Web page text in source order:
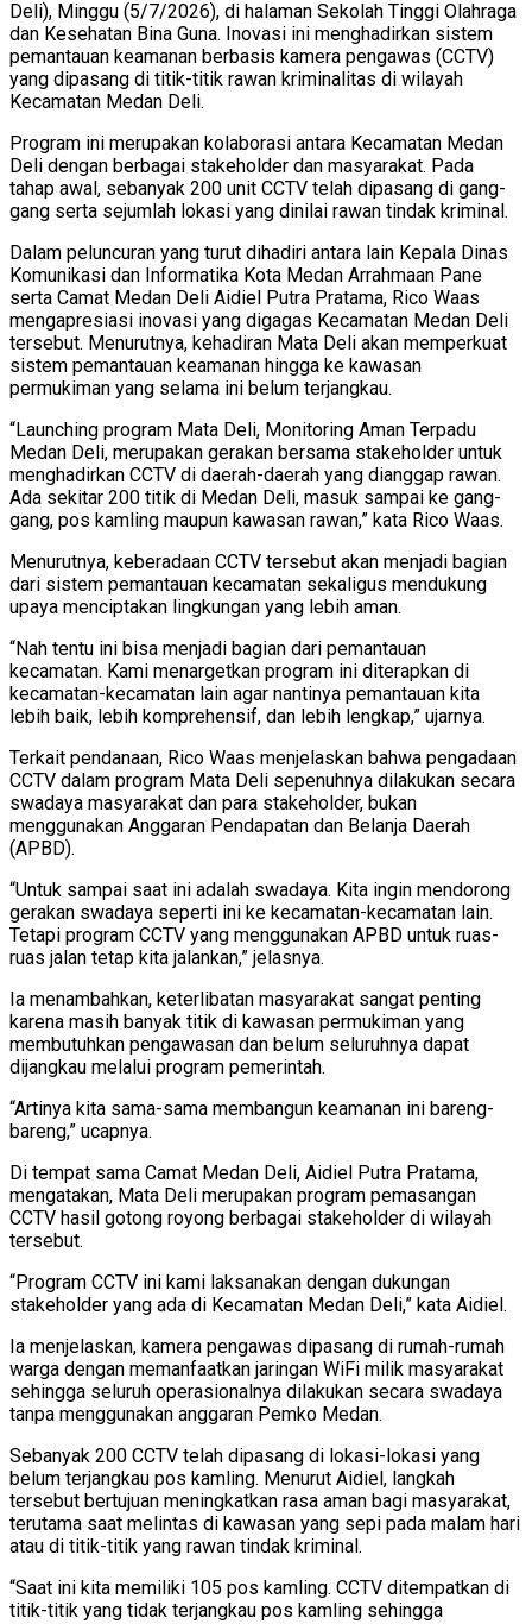
Deli), Minggu (5/7/2026), di halaman Sekolah Tinggi Olahraga
dan Kesehatan Bina Guna. Inovasi ini menghadirkan sistem
pemantauan keamanan berbasis kamera pengawas (CCTV)
yang dipasang di titik-titik rawan kriminalitas di wilayah
Kecamatan Medan Deli.
Program ini merupakan kolaborasi antara Kecamatan Medan
Deli dengan berbagai stakeholder dan masyarakat. Pada
tahap awal, sebanyak 200 unit CCTV telah dipasang di gang-
gang serta sejumlah lokasi yang dinilai rawan tindak kriminal.
Dalam peluncuran yang turut dihadiri antara lain Kepala Dinas
Komunikasi dan Informatika Kota Medan Arrahmaan Pane
serta Camat Medan Deli Aidiel Putra Pratama, Rico Waas
mengapresiasi inovasi yang digagas Kecamatan Medan Deli
tersebut. Menurutnya, kehadiran Mata Deli akan memperkuat
sistem pemantauan keamanan hingga ke kawasan
permukiman yang selama ini belum terjangkau.
“Launching program Mata Deli, Monitoring Aman Terpadu
Medan Deli, merupakan gerakan bersama stakeholder untuk
menghadirkan CCTV di daerah-daerah yang dianggap rawan.
Ada sekitar 200 titik di Medan Deli, masuk sampai ke gang-
gang, pos kamling maupun kawasan rawan,” kata Rico Waas.
Menurutnya, keberadaan CCTV tersebut akan menjadi bagian
dari sistem pemantauan kecamatan sekaligus mendukung
upaya menciptakan lingkungan yang lebih aman.
“Nah tentu ini bisa menjadi bagian dari pemantauan
kecamatan. Kami menargetkan program ini diterapkan di
kecamatan-kecamatan lain agar nantinya pemantauan kita
lebih baik, lebih komprehensif, dan lebih lengkap,” ujarnya.
Terkait pendanaan, Rico Waas menjelaskan bahwa pengadaan
CCTV dalam program Mata Deli sepenuhnya dilakukan secara
swadaya masyarakat dan para stakeholder, bukan
menggunakan Anggaran Pendapatan dan Belanja Daerah
(APBD).
“Untuk sampai saat ini adalah swadaya. Kita ingin mendorong
gerakan swadaya seperti ini ke kecamatan-kecamatan lain.
Tetapi program CCTV yang menggunakan APBD untuk ruas-
ruas jalan tetap kita jalankan,” jelasnya.
Ia menambahkan, keterlibatan masyarakat sangat penting
karena masih banyak titik di kawasan permukiman yang
membutuhkan pengawasan dan belum seluruhnya dapat
dijangkau melalui program pemerintah.
“Artinya kita sama-sama membangun keamanan ini bareng-
bareng,” ucapnya.
Di tempat sama Camat Medan Deli, Aidiel Putra Pratama,
mengatakan, Mata Deli merupakan program pemasangan
CCTV hasil gotong royong berbagai stakeholder di wilayah
tersebut.
“Program CCTV ini kami laksanakan dengan dukungan
stakeholder yang ada di Kecamatan Medan Deli,” kata Aidiel.
Ia menjelaskan, kamera pengawas dipasang di rumah-rumah
warga dengan memanfaatkan jaringan WiFi milik masyarakat
sehingga seluruh operasionalnya dilakukan secara swadaya
tanpa menggunakan anggaran Pemko Medan.
Sebanyak 200 CCTV telah dipasang di lokasi-lokasi yang
belum terjangkau pos kamling. Menurut Aidiel, langkah
tersebut bertujuan meningkatkan rasa aman bagi masyarakat,
terutama saat melintas di kawasan yang sepi pada malam hari
atau di titik-titik yang rawan tindak kriminal.
“Saat ini kita memiliki 105 pos kamling. CCTV ditempatkan di
titik-titik yang tidak terjangkau pos kamling sehingga